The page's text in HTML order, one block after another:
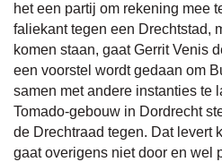
het een partij om rekening mee
faliekant tegen een Drechtstad,
komen staan, gaat Gerrit Venis
een voorstel wordt gedaan om
samen met andere instanties te
Tomado-gebouw in Dordrecht
de Drechtraad tegen. Dat levert
gaat overigens niet door en wel